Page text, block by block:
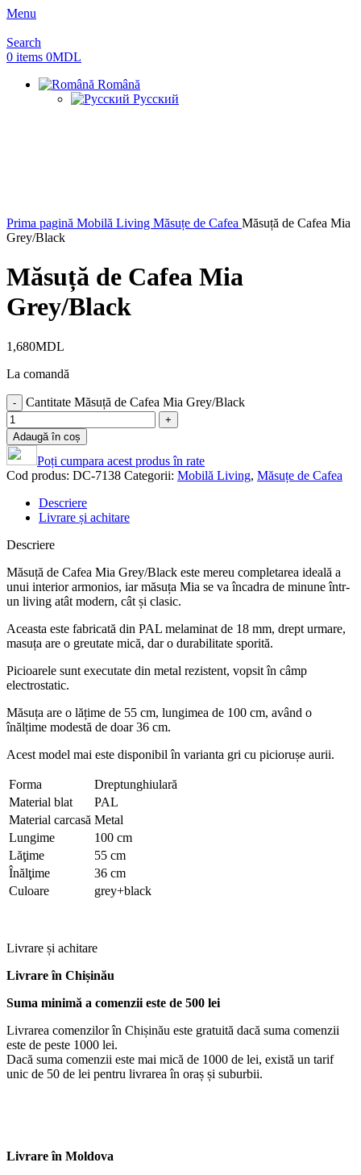
Menu
Search
0 items 0MDL
Română
Русский
Prima pagină Mobilă Living Măsuțe de Cafea Măsuță de Cafea Mia
Grey/Black
Măsuță de Cafea Mia
Grey/Black
1,680MDL
La comandă
Cantitate Măsuță de Cafea Mia Grey/Black
Adaugă în coș
Poți cumpara acest produs în rate
Cod produs: DC-7138 Categorii: Mobilă Living, Măsuțe de Cafea
Descriere
Livrare și achitare
Descriere
Măsuță de Cafea Mia Grey/Black este mereu completarea ideală a
unui interior armonios, iar măsuța Mia se va încadra de minune într-
un living atât modern, cât și clasic.
Aceasta este fabricată din PAL melaminat de 18 mm, drept urmare,
masuța are o greutate mică, dar o durabilitate sporită.
Picioarele sunt executate din metal rezistent, vopsit în câmp
electrostatic.
Măsuța are o lățime de 55 cm, lungimea de 100 cm, având o
înălțime modestă de doar 36 cm.
Acest model mai este disponibil în varianta gri cu piciorușe aurii.
Forma
Dreptunghiulară
Material blat
PAL
Material carcasă Metal
Lungime
100 cm
Lăţime
55 cm
Înălţime
36 cm
Culoare
grey+black
Livrare și achitare
Livrareîn Chișinău
Suma minimă a comenzii este de 500 lei
Livrarea comenzilor în Chișinău este gratuită dacă suma comenzii
este de peste 1000 lei.
Dacă suma comenzii este mai mică de 1000 de lei, există un tarif
unic de 50 de lei pentru livrarea în oraș și suburbii.
Livrare în Moldova